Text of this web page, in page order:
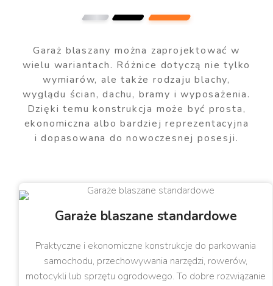
Garaż blaszany można zaprojektować w
wielu wariantach. Różnice dotyczą nie tylko
wymiarów, ale także rodzaju blachy,
wyglądu ścian, dachu, bramy i wyposażenia.
Dzięki temu konstrukcja może być prosta,
ekonomiczna albo bardziej reprezentacyjna
i dopasowana do nowoczesnej posesji.
Garaże blaszane standardowe
Praktyczne i ekonomiczne konstrukcje do parkowania
samochodu, przechowywania narzędzi, rowerów,
motocykli lub sprzętu ogrodowego. To dobre rozwiązanie